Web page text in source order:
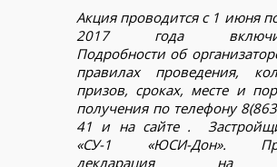
Акция проводится с 1 июня
2017 года
Подробности об
правилах проведения,
призов, сроках, месте и
получения по телефону
41 и на сайте .
«СУ-1 «ЮСИ-Дон».
декларация на